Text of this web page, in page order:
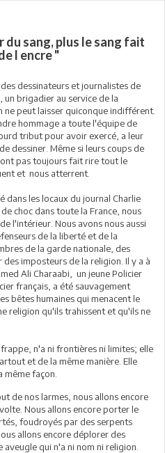
sang, plus le sang fait
l encre "
dessinateurs et journalistes de
brigadier au service de la
peut laisser quiconque indifférent.
hommage a toute l'équipe de
tribut pour avoir exercé, a leur
dessiner. Même si leurs coups de
pas toujours fait rire tout le
et nous atterrent.
dans les locaux du journal Charlie
choc dans toute la France, nous
l'intérieur. Nous avons nous aussi
de la liberté et de la
de la garde nationale, des
imposteurs de la religion. Il y a à
Ali Charaabi, un jeune Policier
français, a été sauvagement
bêtes humaines qui menacent le
religion qu'ils trahissent et qu'ils ne
n'a ni frontières ni limites; elle
et de la même manière. Elle
même façon.
de nos larmes, nous allons encore
Nous allons encore porter le
foudroyés par des serpents
allons encore déplorer des
qui n'a ni nom ni religion.